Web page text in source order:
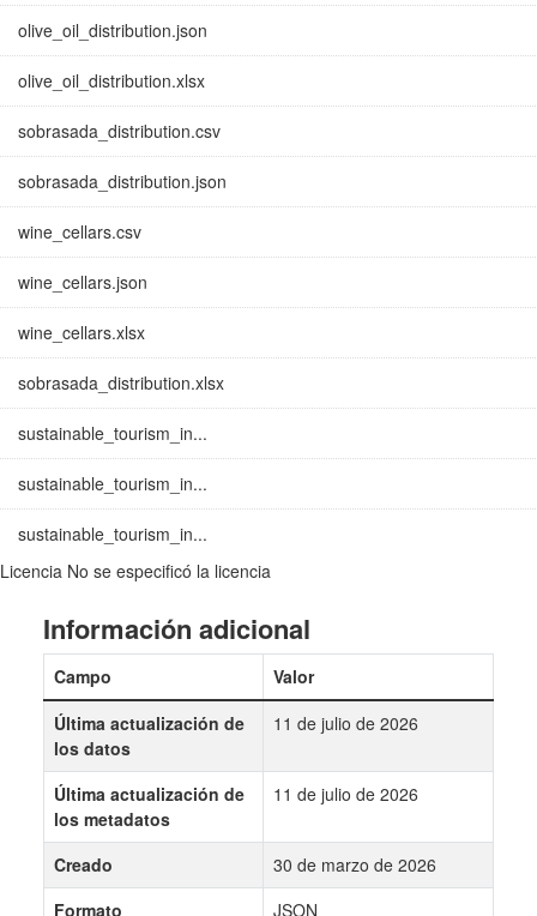
olive_oil_distribution.json
olive_oil_distribution.xlsx
sobrasada_distribution.csv
sobrasada_distribution.json
wine_cellars.csv
wine_cellars.json
wine_cellars.xlsx
sobrasada_distribution.xlsx
sustainable_tourism_in...
sustainable_tourism_in...
sustainable_tourism_in...
Licencia No se especificó la licencia
Información adicional
Campo
Valor
Última actualización de
los datos
11 de julio de 2026
Última actualización de
los metadatos
11 de julio de 2026
Creado
30 de marzo de 2026
Formato
JSON